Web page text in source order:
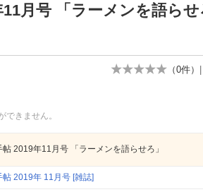
11月号 「ラーメンを語ら
（0件） |
きません。
2019年11月号 「ラーメンを語らせろ」
帖 2019年 11月号 [雑誌]